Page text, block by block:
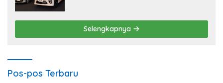
Selengkapnya
Pos-pos Terbaru